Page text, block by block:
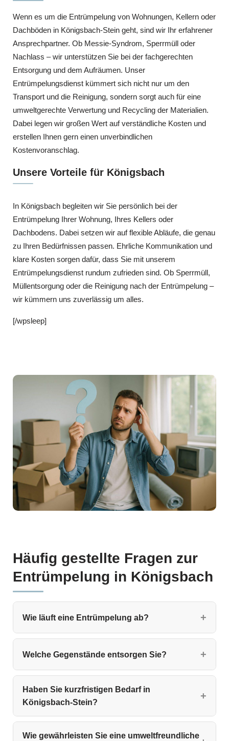
Wenn es um die Entrümpelung von Wohnungen, Kellern oder
Dachböden in Königsbach-Stein geht, sind wir Ihr erfahrener
Ansprechpartner. Ob Messie-Syndrom, Sperrmüll oder
Nachlass – wir unterstützen Sie bei der fachgerechten
Entsorgung und dem Aufräumen. Unser
Entrümpelungsdienst kümmert sich nicht nur um den
Transport und die Reinigung, sondern sorgt auch für eine
umweltgerechte Verwertung und Recycling der Materialien.
Dabei legen wir großen Wert auf verständliche Kosten und
erstellen Ihnen gern einen unverbindlichen
Kostenvoranschlag.
Unsere Vorteile für Königsbach
In Königsbach begleiten wir Sie persönlich bei der
Entrümpelung Ihrer Wohnung, Ihres Kellers oder
Dachbodens. Dabei setzen wir auf flexible Abläufe, die genau
zu Ihren Bedürfnissen passen. Ehrliche Kommunikation und
klare Kosten sorgen dafür, dass Sie mit unserem
Entrümpelungsdienst rundum zufrieden sind. Ob Sperrmüll,
Müllentsorgung oder die Reinigung nach der Entrümpelung –
wir kümmern uns zuverlässig um alles.
[/wpsleep]
Häufig gestellte Fragen zur
Entrümpelung in Königsbach
Wie läuft eine Entrümpelung ab?
Welche Gegenstände entsorgen Sie?
Haben Sie kurzfristigen Bedarf in
Königsbach-Stein?
Wie gewährleisten Sie eine umweltfreundliche